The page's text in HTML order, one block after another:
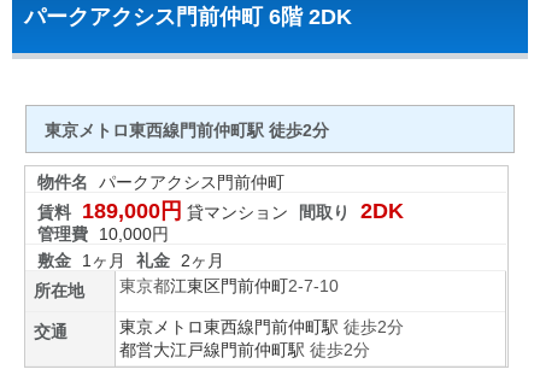
パークアクシス門前仲町 6階 2DK
東京メトロ東西線門前仲町駅 徒歩2分
物件名
パークアクシス門前仲町
賃料
189,000円 貸マンション 間取り 2DK
管理費
10,000円
敷金
1ヶ月 礼金
2ヶ月
所在地
東京都江東区門前仲町2-7-10
交通 東京メトロ東西線門前仲町駅 徒歩2分
都営大江戸線門前仲町駅 徒歩2分